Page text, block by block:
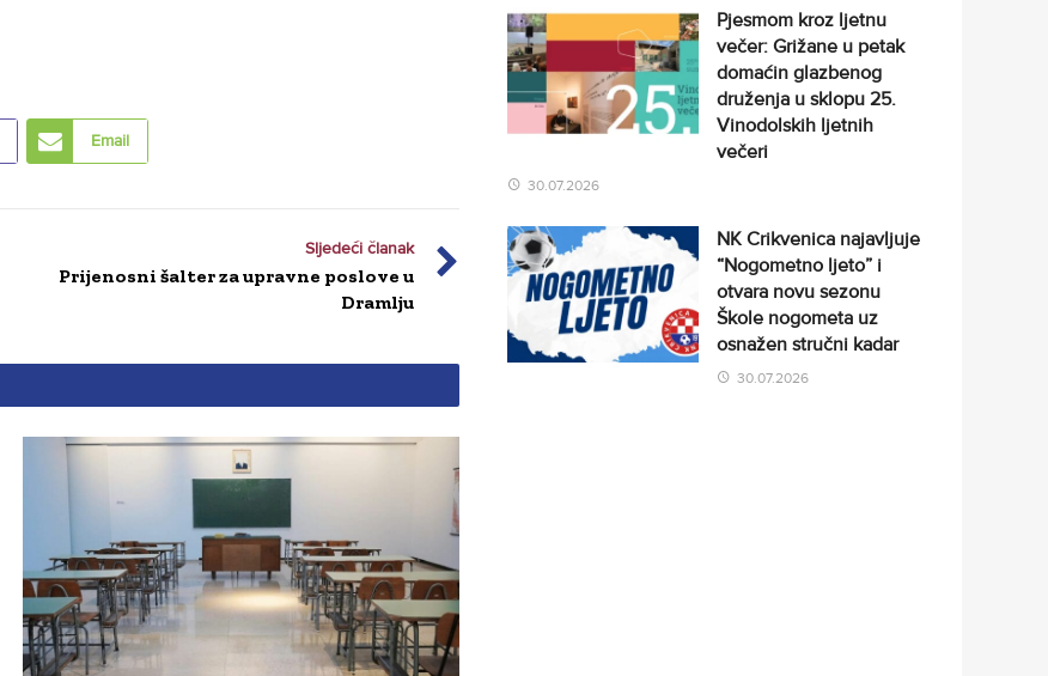
Email
Sljedeći članak
Prijenosni šalter za upravne poslove u
Dramlju
Pjesmom kroz ljetnu
večer: Grižane u petak
domaćin glazbenog
druženja u sklopu 25.
Vinodolskih ljetnih
večeri
30.07.2026
NK Crikvenica najavljuje
“Nogometno ljeto” i
otvara novu sezonu
Škole nogometa uz
osnažen stručni kadar
30.07.2026